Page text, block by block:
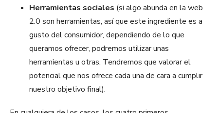
Herramientas sociales (si algo abunda en la web
2.0 son herramientas, así que este ingrediente es a
gusto del consumidor, dependiendo de lo que
queramos ofrecer, podremos utilizar unas
herramientas u otras. Tendremos que valorar el
potencial que nos ofrece cada una de cara a cumplir
nuestro objetivo final).